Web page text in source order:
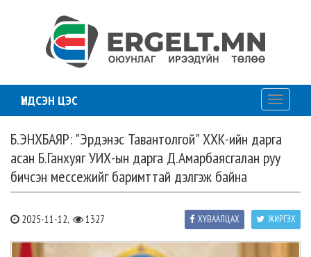
ҮНДСЭН ЦЭС
Toggle
Б.ЭНХБАЯР: "Эрдэнэс Тавантолгой" ХХК-ийн дарга
асан Б.Ганхуяг УИХ-ын дарга Д.Амарбаясгалан руу
бичсэн мессежийг баримттай дэлгэж байна
2025-11-12, 1327 ЖИРГЭХ
ХУВААЛЦАХ